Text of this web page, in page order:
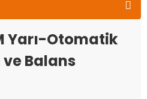
Yarı-Otomatik
Balans